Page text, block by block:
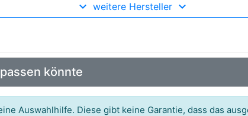
Art.-Nr.: AI2328
Art.-Nr.: 4113636
Art.-Nr.: 60032328
Art.-Nr.: 03002328
weitere Hersteller
könnte
Auswahlhilfe. Diese gibt keine Garantie, dass das